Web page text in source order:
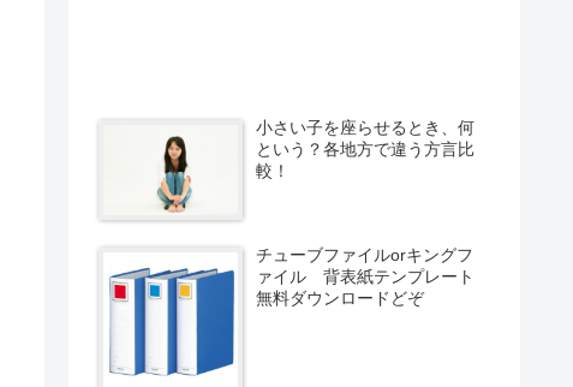
小さい子を座らせるとき、何
という？各地方で違う方言比
較！
チューブファイルorキングフ
ァイル 背表紙テンプレート
無料ダウンロードどぞ